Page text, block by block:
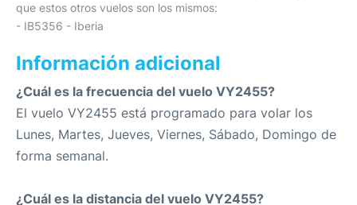
que estos otros vuelos son los mismos:
- IB5356 - Iberia
Información adicional
¿Cuál es la frecuencia del vuelo VY2455?
El vuelo VY2455 está programado para volar los
Lunes, Martes, Jueves, Viernes, Sábado, Domingo de
forma semanal.
¿Cuál es la distancia del vuelo VY2455?